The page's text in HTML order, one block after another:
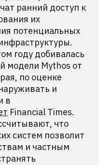
ранний доступ к
их
потенциальных
году добивалась
модели Mythos от
по оценке
и
в
Financial Times.
что
систем позволит
и частным